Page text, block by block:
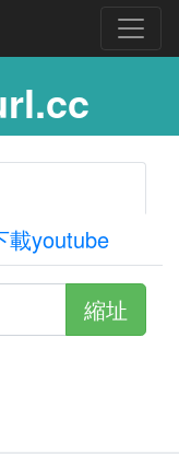
載youtube
縮址